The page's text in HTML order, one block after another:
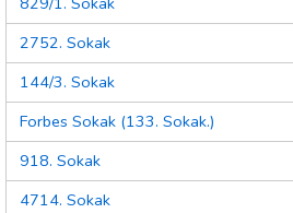
2752. Sokak
144/3. Sokak
Forbes Sokak (133. Sokak.)
918. Sokak
4714. Sokak